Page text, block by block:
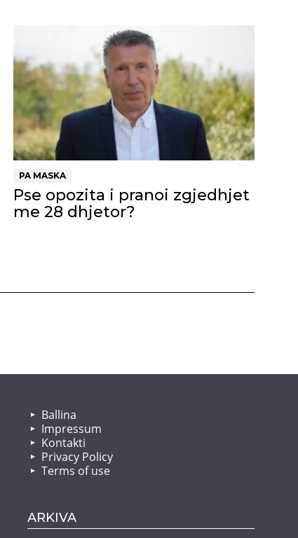
PA MASKA
Pse opozita i pranoi zgjedhjet
me 28 dhjetor?
Ballina
Impressum
Kontakti
Privacy Policy
Terms of use
ARKIVA